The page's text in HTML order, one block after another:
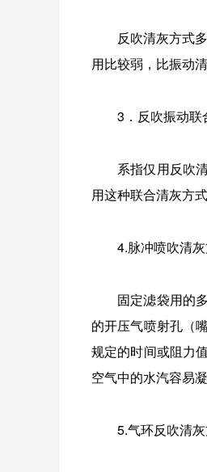
反吹清灰方式
用比较弱，比振动
3．反吹振动联
系指仅用反吹
用这种联合清灰方式
4.脉冲喷吹清
固定滤袋用的
的开压气喷射孔（
规定的时间或阻力
空气中的水汽容易
5.气环反吹清